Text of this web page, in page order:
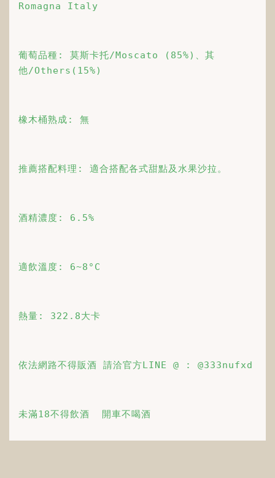
Romagna Italy
葡萄品種: 莫斯卡托/Moscato (85%)、其
他/Others(15%)
橡木桶熟成: 無
推薦搭配料理: 適合搭配各式甜點及水果沙拉。
酒精濃度: 6.5%
適飲溫度: 6~8°C
熱量: 322.8大卡
依法網路不得販酒 請洽官方LINE @ : @333nufxd
未滿18不得飲酒  開車不喝酒